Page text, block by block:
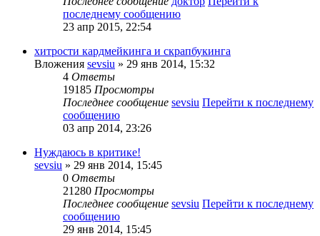
последнему сообщению
23 апр 2015, 22:54
хитрости кардмейкинга и скрапбукинга
Вложения sevsiu » 29 янв 2014, 15:32
4 Ответы
19185 Просмотры
Последнее сообщение sevsiu Перейти к последнему
сообщению
03 апр 2014, 23:26
Нуждаюсь в критике!
sevsiu » 29 янв 2014, 15:45
0 Ответы
21280 Просмотры
Последнее сообщение sevsiu Перейти к последнему
сообщению
29 янв 2014, 15:45